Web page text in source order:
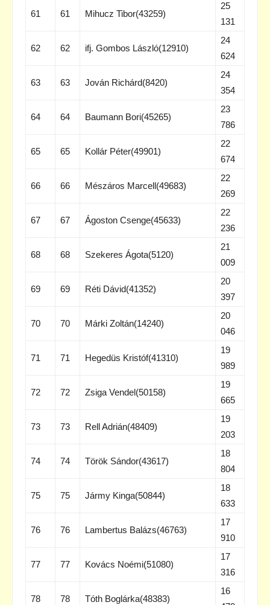
61 61 Mihucz Tibor(43259)
25
131
62 62 ifj. Gombos László(12910)
24
624
63 63 Jován Richárd(8420)
24
354
64 64 Baumann Bori(45265)
23
786
65 65 Kollár Péter(49901)
22
674
66 66 Mészáros Marcell(49683)
22
269
67 67 Ágoston Csenge(45633)
22
236
68 68 Szekeres Ágota(5120)
21
009
69 69 Réti Dávid(41352)
20
397
70 70 Márki Zoltán(14240)
20
046
71 71 Hegedüs Kristóf(41310)
19
989
72 72 Zsiga Vendel(50158)
19
665
73 73 Rell Adrián(48409)
19
203
74 74 Török Sándor(43617)
18
804
75 75 Jármy Kinga(50844)
18
633
76 76 Lambertus Balázs(46763)
17
910
77 77 Kovács Noémi(51080)
17
316
78 78 Tóth Boglárka(48383)
16